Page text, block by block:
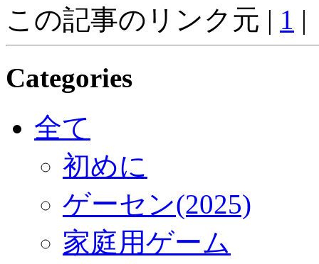
この記事のリンク元 | 1 |
Categories
全て
初めに
ゲーセン(2025)
家庭用ゲーム